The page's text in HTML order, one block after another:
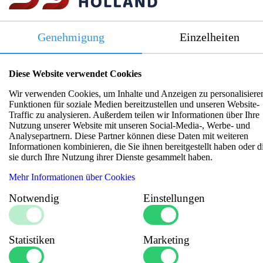
Genehmigung Einzelheiten
Diese Website verwendet Cookies
Wir verwenden Cookies, um Inhalte und Anzeigen zu
Funktionen für soziale Medien bereitzustellen und unseren Website-
Traffic zu analysieren. Außerdem teilen wir Informationen über Ihre
Nutzung unserer Website mit unseren Social-Media-, Werbe- und
Analysepartnern. Diese Partner können diese Daten mit weiteren
Informationen kombinieren, die Sie ihnen bereitgestellt haben oder
sie durch Ihre Nutzung ihrer Dienste gesammelt haben.
Mehr Informationen über Cookies
Notwendig Einstellungen
Statistiken Marketing